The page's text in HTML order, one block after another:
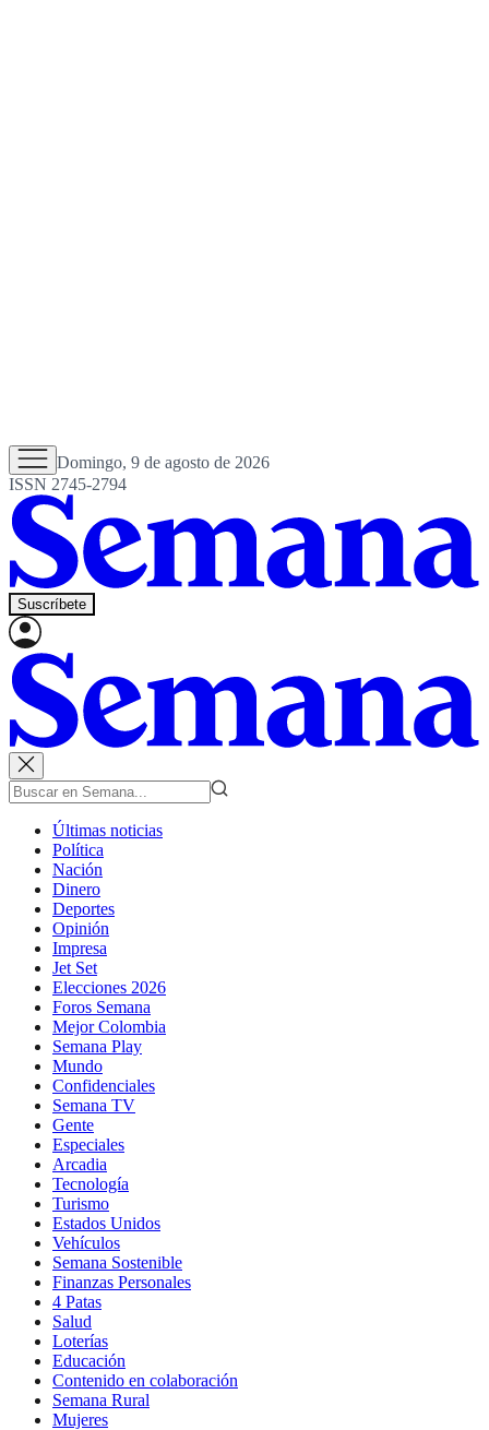
Domingo, 9 de agosto de 2026
ISSN 2745-2794
Suscríbete
Últimas noticias
Política
Nación
Dinero
Deportes
Opinión
Impresa
Jet Set
Elecciones 2026
Foros Semana
Mejor Colombia
Semana Play
Mundo
Confidenciales
Semana TV
Gente
Especiales
Arcadia
Tecnología
Turismo
Estados Unidos
Vehículos
Semana Sostenible
Finanzas Personales
4 Patas
Salud
Loterías
Educación
Contenido en colaboración
Semana Rural
Mujeres